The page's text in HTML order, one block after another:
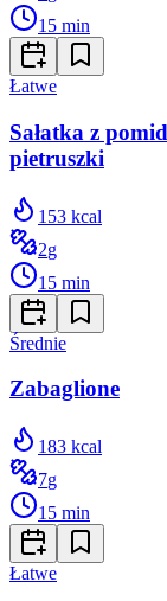
15 min
Łatwe
Sałatka z
pietruszki
153 kcal
2g
15 min
Średnie
Zabaglione
183 kcal
7g
15 min
Łatwe